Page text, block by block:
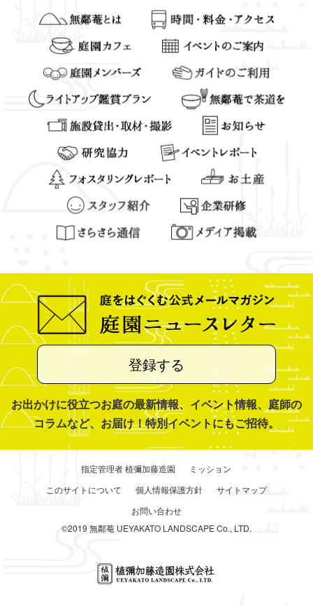
登録する
お出かけに役立つお庭の最新情報、イベント情報、庭師の
コラムなど、お届け！特別イベントにもご招待。
指定管理者 植彌加藤造園
ミッション
このサイトについて
個人情報保護方針
サイトマップ
お問い合わせ
©2019 無鄰菴 UEYAKATO LANDSCAPE Co., LTD.